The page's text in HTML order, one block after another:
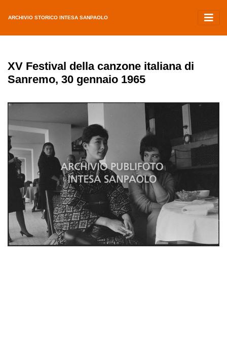
ARCHIVIO STORICO INTESA SANPAOLO
XV Festival della canzone italiana di
Sanremo, 30 gennaio 1965